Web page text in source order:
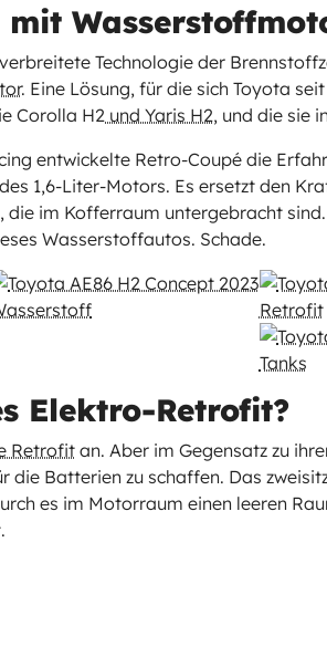
mit
Technologie der
. Eine Lösung, für die sich Toyota
Corolla H2 und Yaris H2, und die sie
entwickelte Retro-Coupé die
1,6-Liter-Motors. Es ersetzt den
im Kofferraum untergebracht
Wasserstoffautos. Schade.
Elektro-Retrofit?
Retrofit an. Aber im Gegensatz zu
die Batterien zu schaffen. Das
es im Motorraum einen leeren